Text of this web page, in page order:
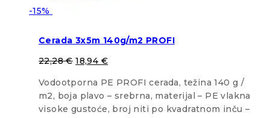
-15%
Cerada 3x5m 140g/m2 PROFI
22,28€ 18,94 €
Vodootporna PE PROFI cerada, težina 140 g /
m2, boja plavo – srebrna, materijal – PE vlakna
visoke gustoće, broj niti po kvadratnom inču –